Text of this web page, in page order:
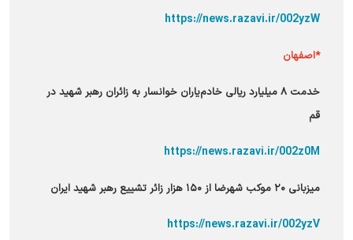
https://news.razavi.ir/002yzW
*اصفهان
خدمت ۸ میلیارد ریالی خادم‌یاران خوانسار به زائران رهبر شهید در
قم
https://news.razavi.ir/002z0M
میزبانی ۲۰ موکب شهرضا از ۱۵۰ هزار زائر تشییع رهبر شهید ایران
https://news.razavi.ir/002yzV